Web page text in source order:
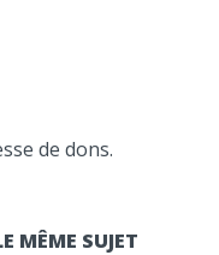
de dons.
MÊME SUJET